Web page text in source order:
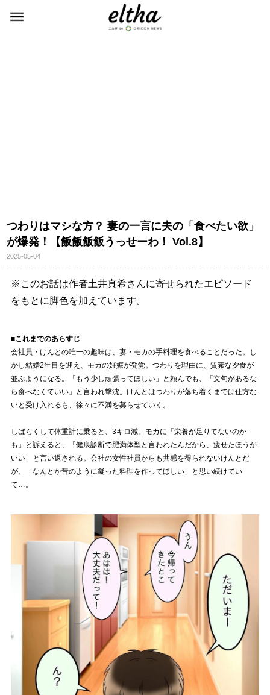
つわりはマシな方？ 妻の一言に夫の「食べたい欲」
が爆発！【飯飯飯飯うっせーわ！ Vol.8】
2025-05-04
※このお話は作者土井真希さんに寄せられたエピソード
をもとに脚色を加えています。
■これまでのあらすじ
会社員・けんとの唯一の趣味は、妻・モカの手料理を食べることだった。し
かし結婚2年目を迎え、モカの妊娠が発覚。つわりを理由に、質素な夕食が
並ぶようになる。「もう少し頑張ってほしい」と頼んでも、「文句があるな
ら食べなくていい」と言われ撃沈。けんとはつわりが落ち着くまでは仕方な
いと受け入れるも、徐々に不満を募らせていく。
しばらくして体重計に乗ると、3キロ減。モカに「栄養が足りてないのか
も」と訴えると、「健康診断で肥満体型と言われたんだから、痩せたほうが
いい」と言い返される。会社の女性社員からも共感を得られないけんとだ
が、「なんとか昔のように凝った料理を作ってほしい」と思い続けてい
て…。